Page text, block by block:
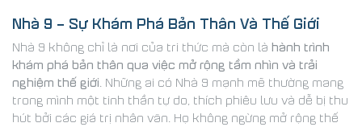
Nhà 9 – Sự Khám Phá Bản Thân Và Thế Giới
Nhà 9 không chỉ là nơi của tri thức mà còn là hành trình
khám phá bản thân qua việc mở rộng tầm nhìn và trải
nghiệm thế giới . Những ai có Nhà 9 mạnh mẽ thường mang
trong mình một tinh thần tự do, thích phiêu lưu và dễ bị thu
hút bởi các giá trị nhân văn. Họ không ngừng mở rộng thế